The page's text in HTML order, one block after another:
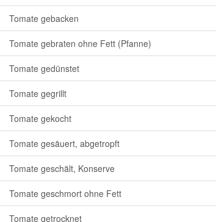
Tomate gebacken
Tomate gebraten ohne Fett (Pfanne)
Tomate gedünstet
Tomate gegrillt
Tomate gekocht
Tomate gesäuert, abgetropft
Tomate geschält, Konserve
Tomate geschmort ohne Fett
Tomate getrocknet